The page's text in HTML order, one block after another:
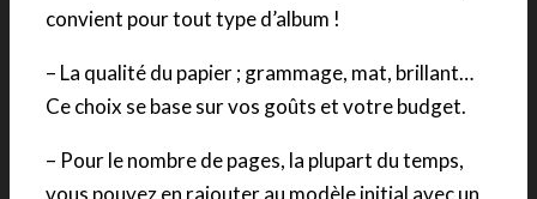
convient pour tout type d’album !
– La qualité du papier ; grammage, mat, brillant…
Ce choix se base sur vos goûts et votre budget.
– Pour le nombre de pages, la plupart du temps,
vous pouvez en rajouter au modèle initial avec un